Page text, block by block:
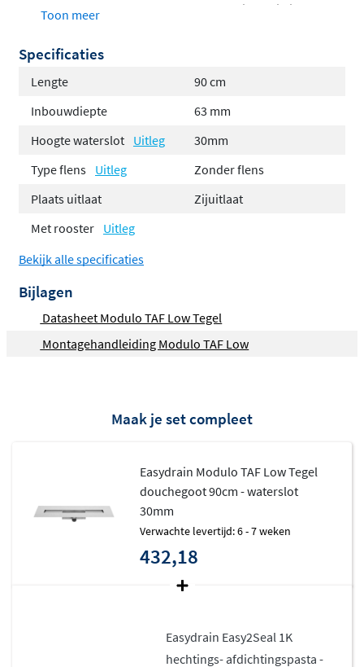
water wordt afgevoerd, waardoor waterdichtheid is
ontwikkeld voor de toepassing bij dunne vloeren van 3-
13 mm.
Beschikbare lengtes 500 - 1200 mm
Waterslothoogte 30 of 50mm
Sifon eenvoudig te reinigen
Afvoercapaciteit volgens EN 1253
Tile Adjustable Frame in hoogte verstelbaar 3 - 13
Geleverd als complete set, inclusief tegelrooster
Toon meer
Specificaties
Lengte
90 cm
Inbouwdiepte
63 mm
Hoogte waterslot Uitleg
30mm
Type flens Uitleg
Zonder flens
Plaats uitlaat
Zijuitlaat
Met rooster Uitleg
Bekijk alle specificaties
Bijlagen
Datasheet Modulo TAF Low Tegel
Montagehandleiding Modulo TAF Low
Maak je set compleet
Easydrain Modulo TAF Low Tegel
douchegoot 90cm - waterslot
30mm
Verwachte levertijd: 6 - 7 weken
432,18
Easydrain Easy2Seal 1K
hechtings- afdichtingspasta -